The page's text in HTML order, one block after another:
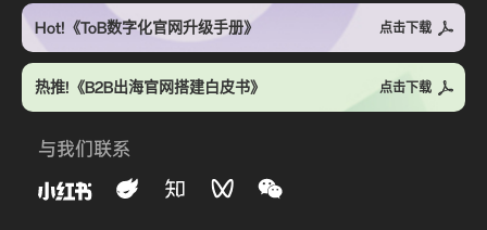
Hot!《ToB数字化官网升级手册》 点击下载
热推!《B2B出海官网搭建白皮书》 点击下载
与我们联系